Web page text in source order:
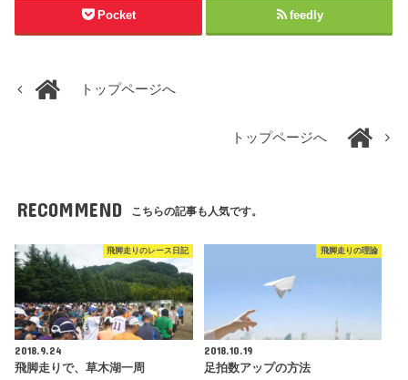
Pocket feedly
トップページへ
トップページへ
RECOMMEND こちらの記事も人気です。
飛脚走りのレース日記
2018.9.24
飛脚走りで、草木湖一周
飛脚走りの理論
2018.10.19
足拍数アップの方法